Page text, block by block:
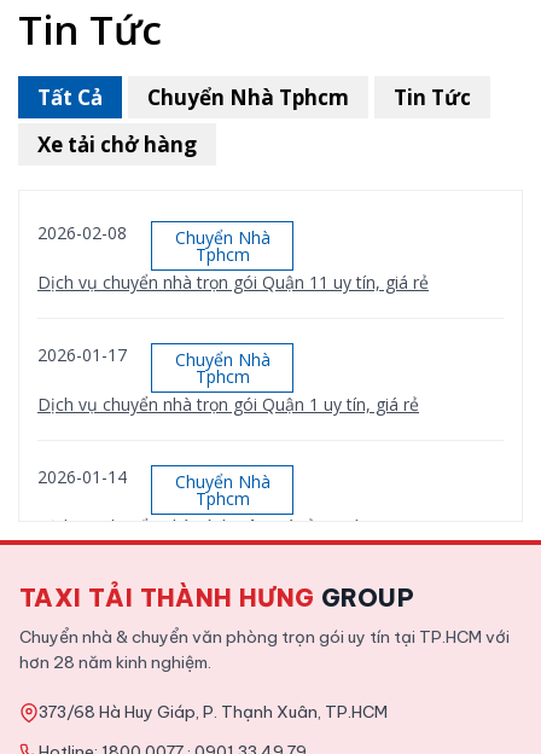
Tin Tức
Tất Cả
2026-02-08 Chuyển Nhà
Tphcm
Dịch vụ chuyển nhà trọn gói Quận 11 uy tín, giá rẻ
2026-01-17 Chuyển Nhà
Tphcm
Dịch vụ chuyển nhà trọn gói Quận 1 uy tín, giá rẻ
2026-01-14 Chuyển Nhà
Tphcm
Dịch vụ chuyển nhà Bình Tân giá rẻ, uy tín
2026-01-12 Chuyển Nhà
Dịch vụ chuyển nhà trọn gói Quận 9 uy tín, giá rẻ
2025-11-09
Tin Tức
Chuyển Nhà Tphcm
Tin Tức
Xe tải chở hàng
TAXI TẢI THÀNH HƯNG GROUP
Chuyển nhà & chuyển văn phòng trọn gói uy tín tại TP.HCM với
hơn 28 năm kinh nghiệm.
373/68 Hà Huy Giáp, P. Thạnh Xuân, TP.HCM